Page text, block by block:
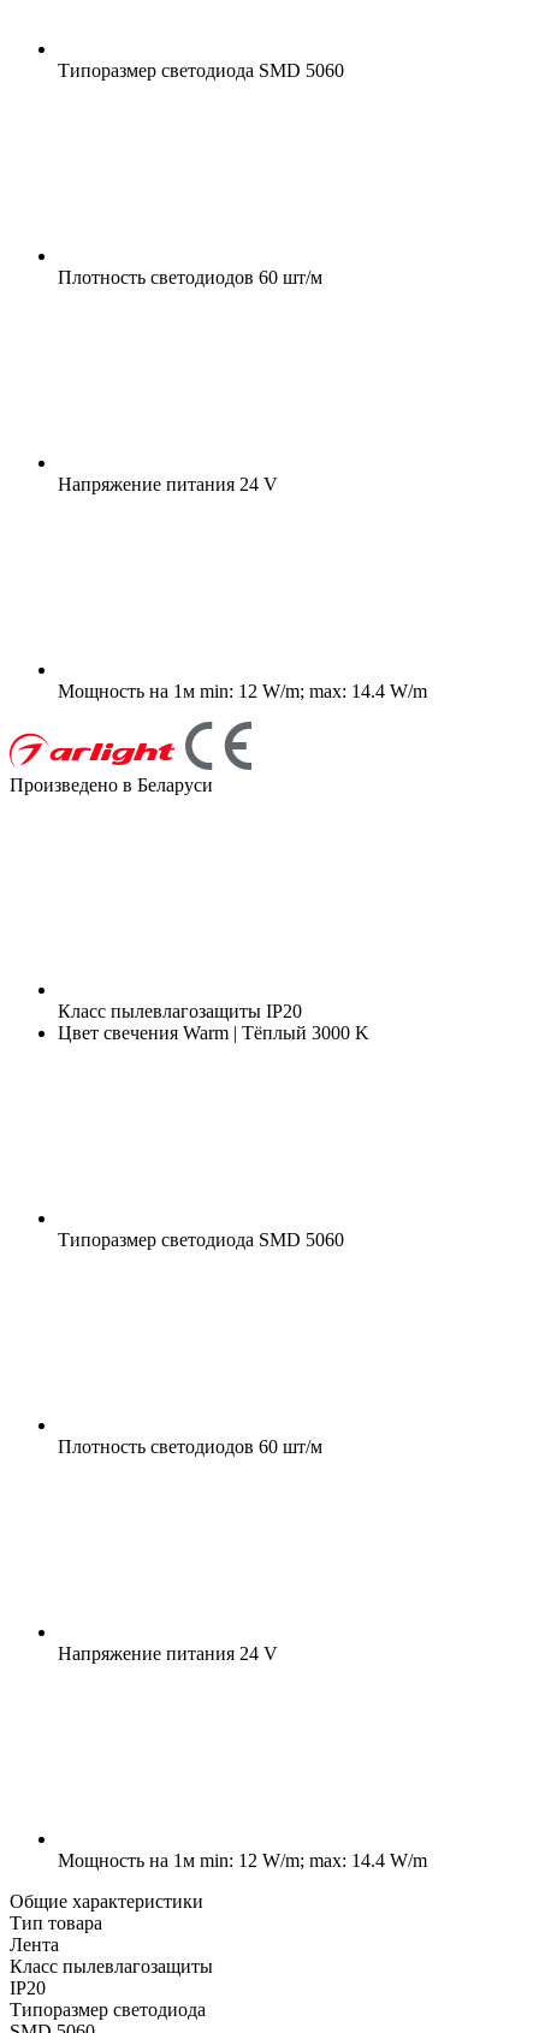
Типоразмер светодиода SMD 5060
Плотность светодиодов 60 шт/м
Напряжение питания 24 V
Мощность на 1м min: 12 W/m; max: 14.4 W/m
Произведено в Беларуси
Класс пылевлагозащиты IP20
Цвет свечения Warm | Тёплый 3000 K
Типоразмер светодиода SMD 5060
Плотность светодиодов 60 шт/м
Напряжение питания 24 V
Мощность на 1м min: 12 W/m; max: 14.4 W/m
Общие характеристики
Тип товара
Лента
Класс пылевлагозащиты
IP20
Типоразмер светодиода